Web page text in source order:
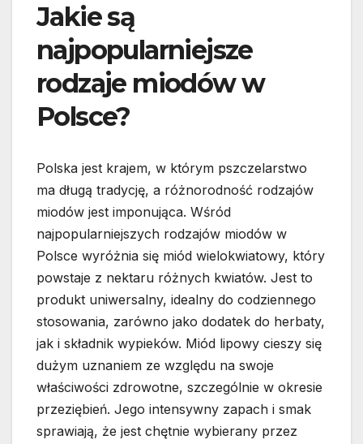
Jakie są
najpopularniejsze
rodzaje miodów w
Polsce?
Polska jest krajem, w którym pszczelarstwo
ma długą tradycję, a różnorodność rodzajów
miodów jest imponująca. Wśród
najpopularniejszych rodzajów miodów w
Polsce wyróżnia się miód wielokwiatowy, który
powstaje z nektaru różnych kwiatów. Jest to
produkt uniwersalny, idealny do codziennego
stosowania, zarówno jako dodatek do herbaty,
jak i składnik wypieków. Miód lipowy cieszy się
dużym uznaniem ze względu na swoje
właściwości zdrowotne, szczególnie w okresie
przeziębień. Jego intensywny zapach i smak
sprawiają, że jest chętnie wybierany przez